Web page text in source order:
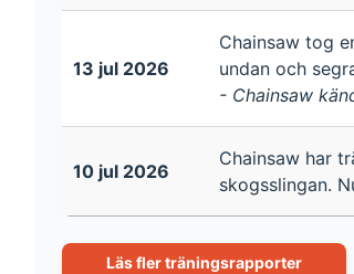
13 jul 2026
Chainsaw tog
undan och
- Chainsaw
10 jul 2026
Chainsaw har
skogsslingan.
Läs fler träningsrapporter